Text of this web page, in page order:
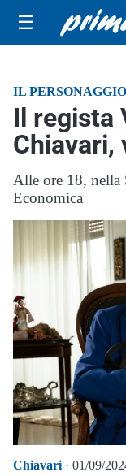
☰
IL PERSONAGGIO
Il regista
Chiavari,
Alle ore 18, nella
Economica
Chiavari · 01/09/